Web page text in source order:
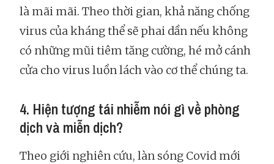
là mãi mãi. Theo thời gian, khả năng chống
virus của kháng thể sẽ phai dần nếu không
có những mũi tiêm tăng cường, hé mở cánh
cửa cho virus luồn lách vào cơ thể chúng ta.
4. Hiện tượng tái nhiễm nói gì về phòng
dịch và miễn dịch?
Theo giới nghiên cứu, làn sóng Covid mới